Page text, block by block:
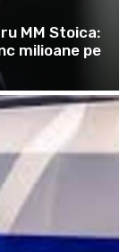
MM Stoica:
milioane pe